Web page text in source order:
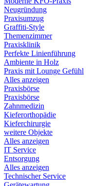
Neugründung
Praxisumzug
Graffiti-Style
Themenzimmer
Praxisklinik
Perfekte Linienführung
Ambiente in Holz
Praxis mit Lounge Gefühl
Alles anzeigen
Praxisbörse
Praxisbörse
Zahnmedizin
Kieferorthopädie
Kieferchirurgie
weitere Objekte
Alles anzeigen
IT Service
Entsorgung
Alles anzeigen
Technischer Service